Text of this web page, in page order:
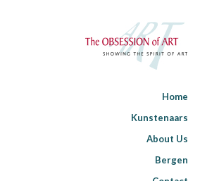
Home
Kunstenaars
About Us
Bergen